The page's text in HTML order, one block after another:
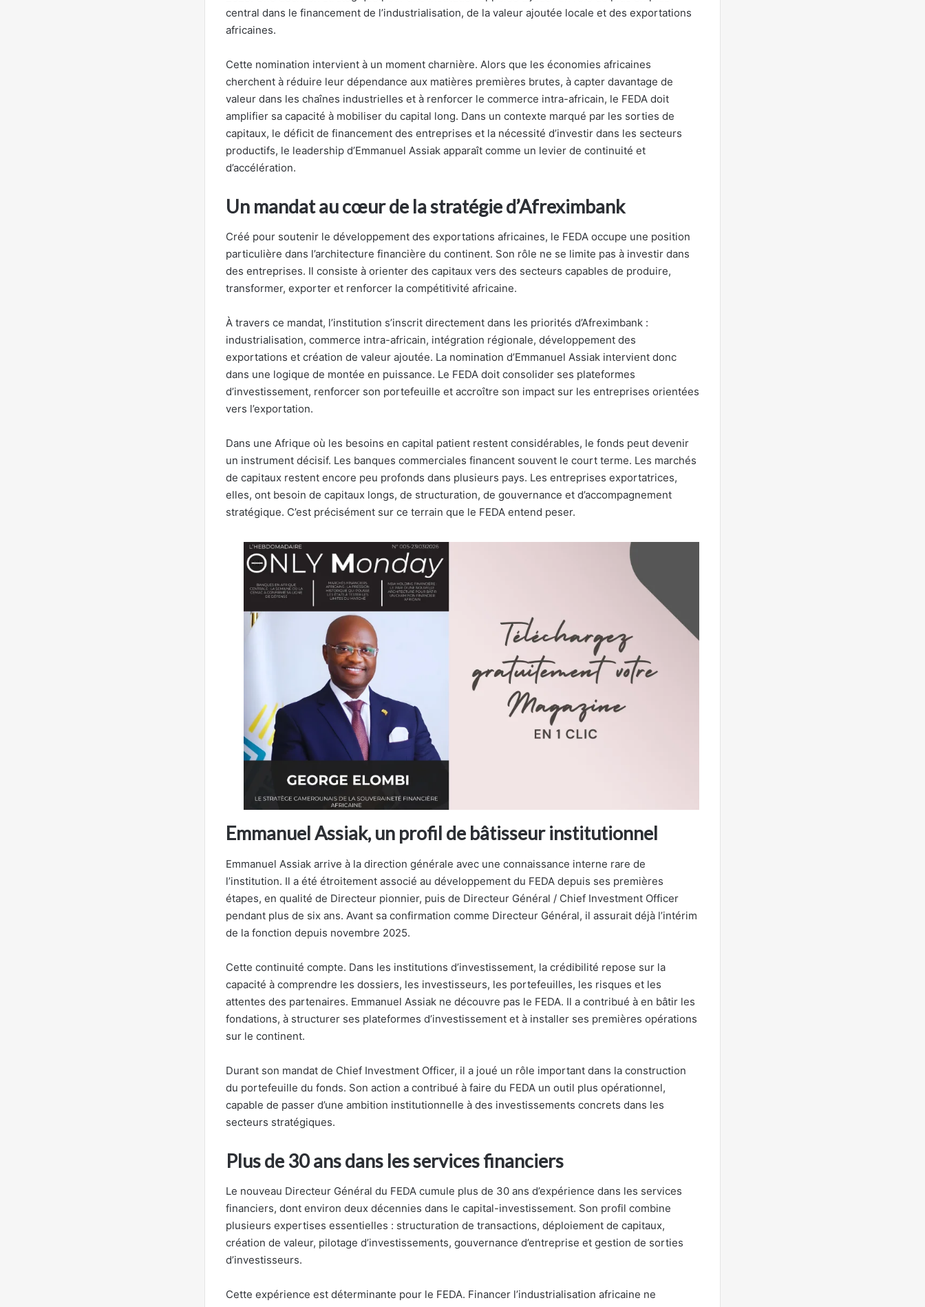
central dans le financement de l’industrialisation, de la valeur ajoutée locale et des exportations
africaines.
Cette nomination intervient à un moment charnière. Alors que les économies africaines
cherchent à réduire leur dépendance aux matières premières brutes, à capter davantage de
valeur dans les chaînes industrielles et à renforcer le commerce intra-africain, le FEDA doit
amplifier sa capacité à mobiliser du capital long. Dans un contexte marqué par les sorties de
capitaux, le déficit de financement des entreprises et la nécessité d’investir dans les secteurs
productifs, le leadership d’Emmanuel Assiak apparaît comme un levier de continuité et
d’accélération.
Un mandat au cœur de la stratégie d’Afreximbank
Créé pour soutenir le développement des exportations africaines, le FEDA occupe une position
particulière dans l’architecture financière du continent. Son rôle ne se limite pas à investir dans
des entreprises. Il consiste à orienter des capitaux vers des secteurs capables de produire,
transformer, exporter et renforcer la compétitivité africaine.
À travers ce mandat, l’institution s’inscrit directement dans les priorités d’Afreximbank :
industrialisation, commerce intra-africain, intégration régionale, développement des
exportations et création de valeur ajoutée. La nomination d’Emmanuel Assiak intervient donc
dans une logique de montée en puissance. Le FEDA doit consolider ses plateformes
d’investissement, renforcer son portefeuille et accroître son impact sur les entreprises orientées
vers l’exportation.
Dans une Afrique où les besoins en capital patient restent considérables, le fonds peut devenir
un instrument décisif. Les banques commerciales financent souvent le court terme. Les marchés
de capitaux restent encore peu profonds dans plusieurs pays. Les entreprises exportatrices,
elles, ont besoin de capitaux longs, de structuration, de gouvernance et d’accompagnement
stratégique. C’est précisément sur ce terrain que le FEDA entend peser.
Emmanuel Assiak, un profil de bâtisseur institutionnel
Emmanuel Assiak arrive à la direction générale avec une connaissance interne rare de
l’institution. Il a été étroitement associé au développement du FEDA depuis ses premières
étapes, en qualité de Directeur pionnier, puis de Directeur Général / Chief Investment Officer
pendant plus de six ans. Avant sa confirmation comme Directeur Général, il assurait déjà l’intérim
de la fonction depuis novembre 2025.
Cette continuité compte. Dans les institutions d’investissement, la crédibilité repose sur la
capacité à comprendre les dossiers, les investisseurs, les portefeuilles, les risques et les
attentes des partenaires. Emmanuel Assiak ne découvre pas le FEDA. Il a contribué à en bâtir les
fondations, à structurer ses plateformes d’investissement et à installer ses premières opérations
sur le continent.
Durant son mandat de Chief Investment Officer, il a joué un rôle important dans la construction
du portefeuille du fonds. Son action a contribué à faire du FEDA un outil plus opérationnel,
capable de passer d’une ambition institutionnelle à des investissements concrets dans les
secteurs stratégiques.
Plus de 30 ans dans les services financiers
Le nouveau Directeur Général du FEDA cumule plus de 30 ans d’expérience dans les services
financiers, dont environ deux décennies dans le capital-investissement. Son profil combine
plusieurs expertises essentielles : structuration de transactions, déploiement de capitaux,
création de valeur, pilotage d’investissements, gouvernance d’entreprise et gestion de sorties
d’investisseurs.
Cette expérience est déterminante pour le FEDA. Financer l’industrialisation africaine ne